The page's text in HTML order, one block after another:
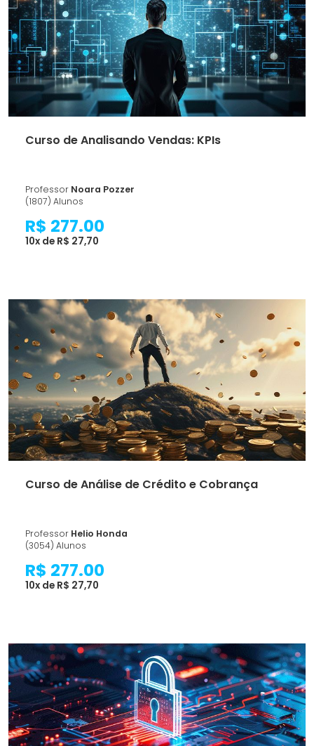
Curso de Analisando Vendas: KPIs
Professor Noara Pozzer
(1807) Alunos
R$ 277.00
10x de R$ 27,70
Curso de Análise de Crédito e Cobrança
Professor Helio Honda
(3054) Alunos
R$ 277.00
10x de R$ 27,70